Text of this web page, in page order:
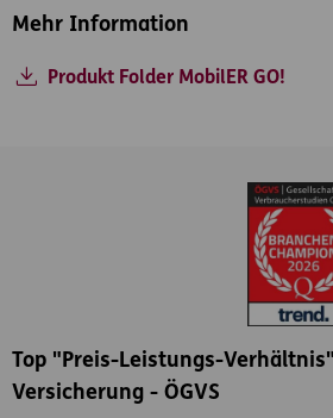
Mehr Information
Produkt Folder MobilER GO!
Top "Preis-Leistungs-
Versicherung - ÖGVS